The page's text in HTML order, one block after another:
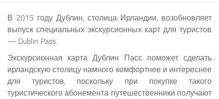
В 2015 году Дублин, столица Ирландии, возобновляет
выпуск специальных экскурсионных карт для туристов
— Dublin Pass.
Экскурсионная карта Дублин Пасс поможет сделать
ирландскую столицу намного комфортнее и интереснее
для туристов, поскольку при покупке такого
туристического абонемента путешественники получают